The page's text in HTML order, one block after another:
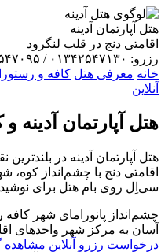
هتل آپارتمان آدینه
اقامتی دنج در قلب لنگرود
رزرو: ۰۱۳۴۲۵۴۷۱۳۰ / ۰۱۳۴۲۵۴۷۰۹۵ / ۰۹۱۹۸۴۶۵۰۸۷
خانه معرفی هتل کافه و
آنلاین
هتل آپارتمان آدینه و
هتل آپارتمان آدینه در
اقامتی دنج با چشم‌انداز
سی‌اِل روی بام هتل برای
چشم‌انداز پانورامای شهر کافه
آسان به مرکز شهر واحدهای
درخواست رزرو آنلاین مشاهده